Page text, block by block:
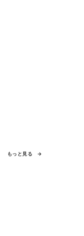
もっと見る